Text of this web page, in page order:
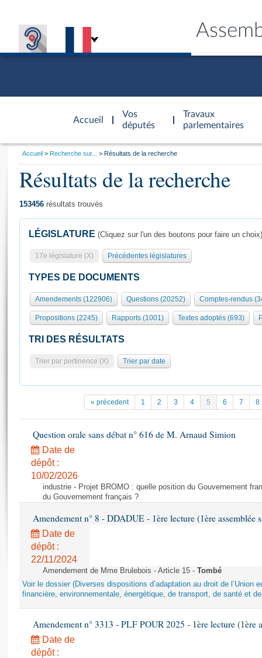
Accueil
d'accueil
Vos
députés
Travaux
parlementaires
Présidence
577 députés
Groupes politiques
Séance publique
Commissions et autres organes
Europe et International
Pétitions
Projets de loi
Propositions de loi
Amendements
Textes adoptés
Rapports législatifs
Rapports sur l'application des lois
Baromètre de l’application des lois
Comptes rendus des débats
Général
Rôle et pouvoirs de l'Assemblée
Organisation de l'Assemblée
Présidence Conférence des Présidents Bureau Collège des
Statistiques et chiffres clés
Documents de référence
( Constitution | Règlement de l'Assemblée ... )
Histoire
Juniors
Anciennes législatures
Visiter l'Assemblée
Visite virtuelle du palais Bourbon
Assister à une séance
La Bibliothèque
Contacts et plan d'accès
Photos libres de droit
Vous
Accueil Recherche sur... Résultats de la recherche
Résultats de la recherche
153456 résultats trouvés
LÉGISLATURE (Cliquez sur l'un des boutons pour faire un choix)
17e législature (X) Précédentes législatures
TYPES DE DOCUMENTS
Amendements (122906) Questions (20252) Comptes-rendus
Propositions (2245) Rapports (1001) Textes adoptés (693)
TRI DES RÉSULTATS
Trier par pertinence (X) Trier par date
« précedent 1 2 3 4 5 6 7 8
Question orale sans débat n° 616 de M. Arnaud Simion
Date de
dépôt :
10/02/2026
industrie - Projet BROMO : quelle position du Gouvernement
du Gouvernement français ?
Amendement n° 8 - DDADUE - 1ère lecture (1ère assemblée
Date de
dépôt :
22/11/2024
Amendement de Mme Brulebois - Article 15 - Tombé
Voir le dossier (Diverses dispositions d’adaptation au droit de l’Union
financière, environnementale, énergétique, de transport, de santé et
Amendement n° 3313 - PLF POUR 2025 - 1ère lecture (1ère
Date de
dépôt :